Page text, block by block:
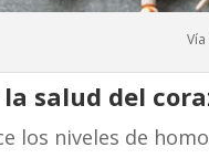
salud del
los niveles de